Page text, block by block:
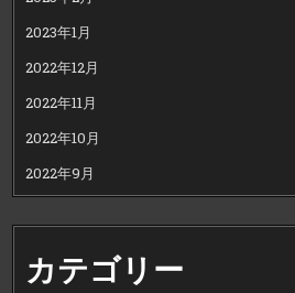
2023年1月
2022年12月
2022年11月
2022年10月
2022年9月
カテゴリー